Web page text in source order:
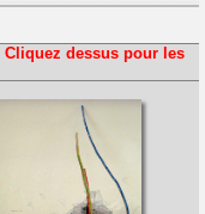
dessus pour les